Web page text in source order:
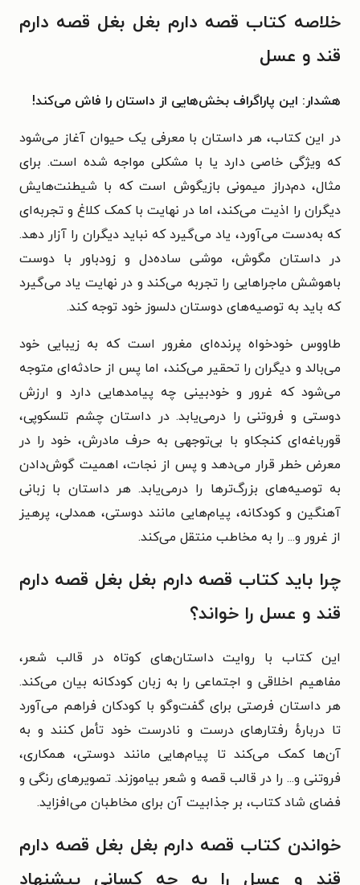
خلاصه کتاب قصه دارم بغل بغل قصه دارم
قند و عسل
هشدار: این پاراگراف بخش‌هایی از داستان را فاش می‌کند!
در این کتاب، هر داستان با معرفی یک حیوان آغاز می‌شود
که ویژگی خاصی دارد یا با مشکلی مواجه شده است. برای
مثال، دم‌دراز میمونی بازیگوش است که با شیطنت‌هایش
دیگران را اذیت می‌کند، اما در نهایت با کمک کلاغ و تجربه‌ای
که به‌دست می‌آورد، یاد می‌گیرد که نباید دیگران را آزار دهد.
در داستان مگوش، موشی ساده‌دل و زودباور با دوست
باهوشش ماجراهایی را تجربه می‌کند و در نهایت یاد می‌گیرد
که باید به توصیه‌های دوستان دلسوز خود توجه کند.
طاووس خودخواه پرنده‌ای مغرور است که به زیبایی خود
می‌بالد و دیگران را تحقیر می‌کند، اما پس از حادثه‌ای متوجه
می‌شود که غرور و خودبینی چه پیامدهایی دارد و ارزش
دوستی و فروتنی را درمی‌یابد. در داستان چشم تلسکوپی،
قورباغه‌ای کنجکاو با بی‌توجهی به حرف مادرش، خود را در
معرض خطر قرار می‌دهد و پس از نجات، اهمیت گوش‌دادن
به توصیه‌های بزرگ‌ترها را درمی‌یابد. هر داستان با زبانی
آهنگین و کودکانه، پیام‌هایی مانند دوستی، همدلی، پرهیز
از غرور و... را به مخاطب منتقل می‌کند.
چرا باید کتاب قصه دارم بغل بغل قصه دارم
قند و عسل را خواند؟
این کتاب با روایت داستان‌های کوتاه در قالب شعر،
مفاهیم اخلاقی و اجتماعی را به زبان کودکانه بیان می‌کند.
هر داستان فرصتی برای گفت‌وگو با کودکان فراهم می‌آورد
تا دربارهٔ رفتارهای درست و نادرست خود تأمل کنند و به
آن‌ها کمک می‌کند تا پیام‌هایی مانند دوستی، همکاری،
فروتنی و... را در قالب قصه و شعر بیاموزند. تصویرهای رنگی و
فضای شاد کتاب، بر جذابیت آن برای مخاطبان می‌افزاید.
خواندن کتاب قصه دارم بغل بغل قصه دارم
قند و عسل را به چه کسانی پیشنهاد